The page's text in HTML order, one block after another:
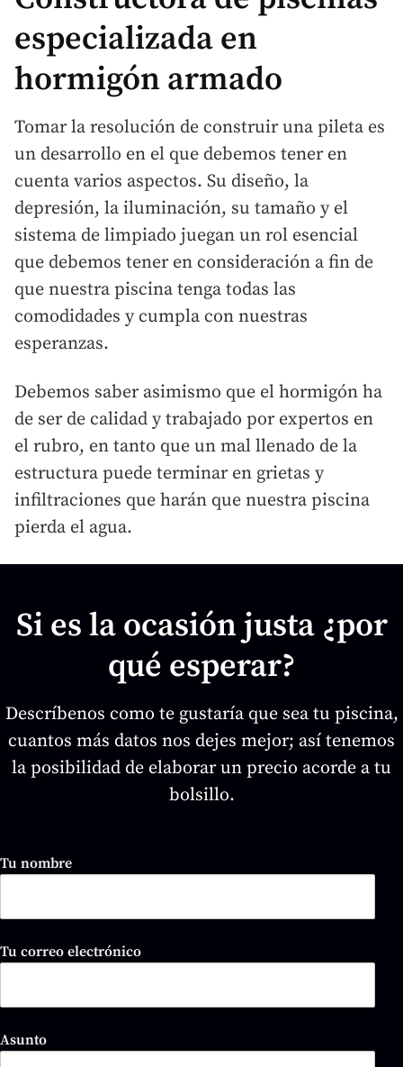
especializada en
hormigón armado
Tomar la resolución de construir una pileta es
un desarrollo en el que debemos tener en
cuenta varios aspectos. Su diseño, la
depresión, la iluminación, su tamaño y el
sistema de limpiado juegan un rol esencial
que debemos tener en consideración a fin de
que nuestra piscina tenga todas las
comodidades y cumpla con nuestras
esperanzas.
Debemos saber asimismo que el hormigón ha
de ser de calidad y trabajado por expertos en
el rubro, en tanto que un mal llenado de la
estructura puede terminar en grietas y
infiltraciones que harán que nuestra piscina
pierda el agua.
Si es la ocasión justa ¿por
qué esperar?
Descríbenos como te gustaría que sea tu piscina,
cuantos más datos nos dejes mejor; así tenemos
la posibilidad de elaborar un precio acorde a tu
bolsillo.
Tu nombre
Tu correo electrónico
Asunto